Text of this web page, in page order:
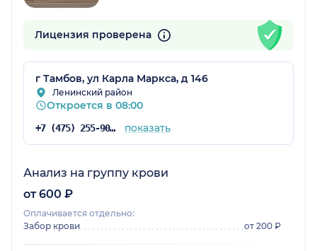
Лицензия проверена
г Тамбов, ул Карла Маркса, д 146
Ленинский район
Откроется в 08:00
+7 (475) 255-90-99 показать
Анализ на группу крови
от 600 ₽
Оплачивается отдельно:
Забор крови
от 200 ₽